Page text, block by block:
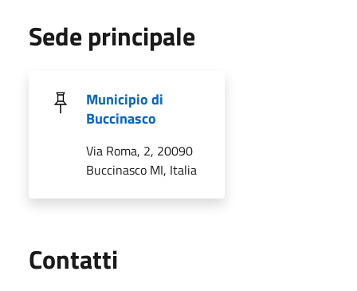
Sede principale
Municipio di
Buccinasco
Via Roma, 2, 20090
Buccinasco MI, Italia
Contatti